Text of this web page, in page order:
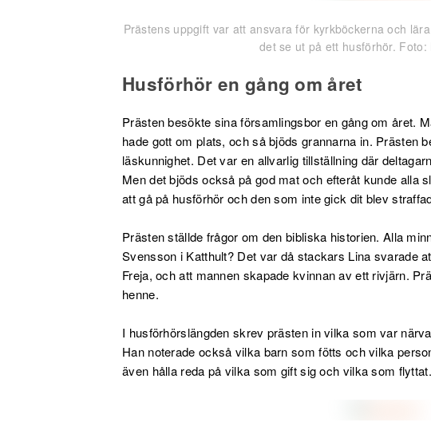
Prästens uppgift var att ansvara för kyrkböckerna och
det se ut på ett husförhör. Foto:
Husförhör en gång om året
Prästen besökte sina församlingsbor en gång om året.
hade gott om plats, och så bjöds grannarna in. Prästen
läskunnighet. Det var en allvarlig tillställning där
Men det bjöds också på god mat och efteråt kunde alla
att gå på husförhör och den som inte gick dit blev
Prästen ställde frågor om den bibliska historien. Alla
Svensson i Katthult? Det var då stackars Lina svarade
Freja, och att mannen skapade kvinnan av ett rivjärn.
henne.
I husförhörslängden skrev prästen in vilka som var
Han noterade också vilka barn som fötts och vilka
även hålla reda på vilka som gift sig och vilka som flyttat.